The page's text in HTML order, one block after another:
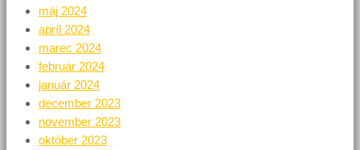
máj 2024
apríl 2024
marec 2024
február 2024
január 2024
december 2023
november 2023
október 2023